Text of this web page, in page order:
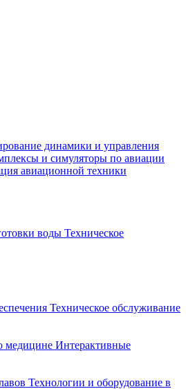
динамики и управления
и симуляторы по авиации
авиационной техники
воды Техническое
Техническое обслуживание
медицине Интерактивные
Технологии и оборудование в